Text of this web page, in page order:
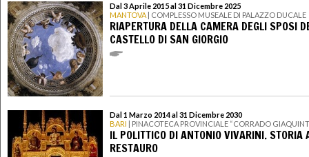
Dal 3 Aprile 2015 al 31 Dicembre 2025
MANTOVA | COMPLESSO MUSEALE DI PALAZZO DUCALE
RIAPERTURA DELLA CAMERA DEGLI SPOSI
CASTELLO DI SAN GIORGIO
Dal 1 Marzo 2014 al 31 Dicembre 2030
BARI | PINACOTECA PROVINCIALE “CORRADO
IL POLITTICO DI ANTONIO VIVARINI. STORIA
RESTAURO